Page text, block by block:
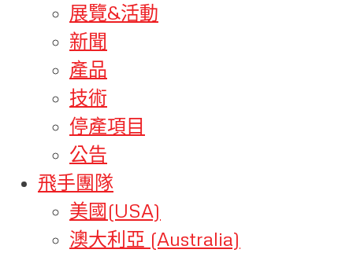
展覽&活動
新聞
產品
技術
停產項目
公告
飛手團隊
美國(USA)
澳大利亞 (Australia)